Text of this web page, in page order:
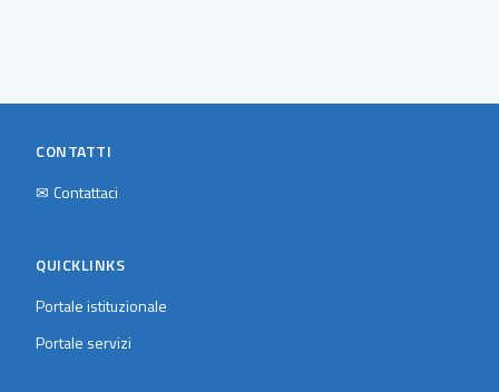
CONTATTI
✉ Contattaci
QUICKLINKS
Portale istituzionale
Portale servizi